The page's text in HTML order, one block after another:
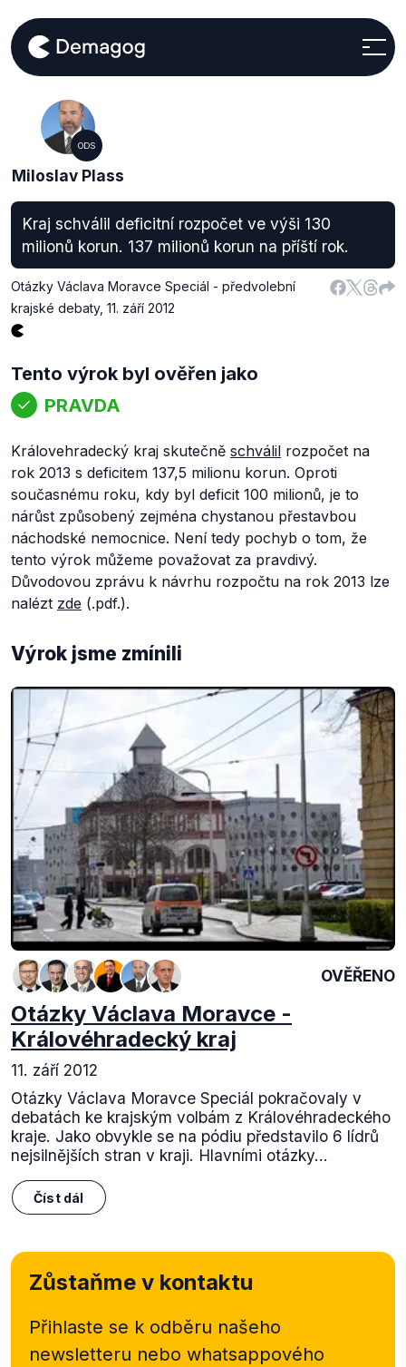
ODS
Miloslav Plass
Kraj schválil deficitní rozpočet ve výši 130
milionů korun. 137 milionů korun na příští rok.
Otázky Václava Moravce Speciál - předvolební
krajské debaty, 11. září 2012
Tento výrok byl ověřen jako
PRAVDA
Královehradecký kraj skutečně schválil rozpočet na
rok 2013 s deficitem 137,5 milionu korun. Oproti
současnému roku, kdy byl deficit 100 milionů, je to
nárůst způsobený zejména chystanou přestavbou
náchodské nemocnice. Není tedy pochyb o tom, že
tento výrok můžeme považovat za pravdivý.
Důvodovou zprávu k návrhu rozpočtu na rok 2013 lze
nalézt zde (.pdf.).
Výrok jsme zmínili
OVĚŘENO
Otázky Václava Moravce -
Královéhradecký kraj
11. září 2012
Otázky Václava Moravce Speciál pokračovaly v
debatách ke krajským volbám z Královéhradeckého
kraje. Jako obvykle se na pódiu představilo 6 lídrů
nejsilnějších stran v kraji. Hlavními otázky...
Číst dál
Zůstaňme v kontaktu
Přihlaste se k odběru našeho
newsletteru nebo whatsappového